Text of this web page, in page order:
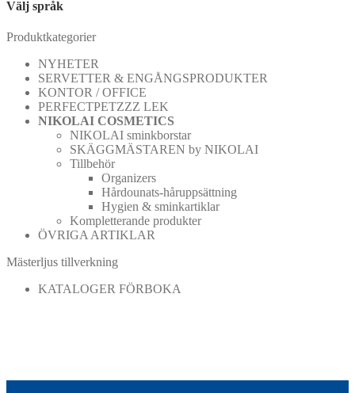
Välj språk
Produktkategorier
NYHETER
SERVETTER & ENGÅNGSPRODUKTER
KONTOR / OFFICE
PERFECTPETZZZ LEK
NIKOLAI COSMETICS
NIKOLAI sminkborstar
SKÄGGMÄSTAREN by NIKOLAI
Tillbehör
Organizers
Hårdounats-håruppsättning
Hygien & sminkartiklar
Kompletterande produkter
ÖVRIGA ARTIKLAR
Mästerljus tillverkning
KATALOGER FÖRBOKA